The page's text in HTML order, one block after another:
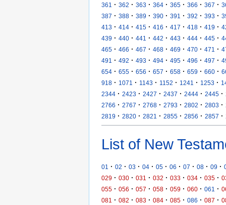
361
· 362 · 363 · 364 · 365 · 366 · 367 ·
387 · 388 · 389 · 390 · 391 · 392 · 393 ·
413 · 414 · 415 · 416 · 417 · 418 · 419 ·
439 · 440 · 441 · 442 · 443 · 444 · 445 ·
465 · 466 · 467 · 468 · 469 · 470 · 471 ·
491
· 492 · 493 · 494 · 495 · 496 · 497 ·
654 · 655 · 656 · 657 · 658 · 659 · 660 ·
918 · 1071 · 1143 · 1152 · 1241 · 1253 ·
2344 · 2423 · 2427 · 2437 · 2444 · 2445 ·
2766 · 2767 · 2768 · 2793 · 2802 · 2803 ·
2819 · 2820 · 2821 · 2855 · 2856 · 2857 ·
List of New
01 · 02 · 03 · 04 · 05 · 06 · 07 · 08 · 09 ·
029 · 030 · 031 · 032 · 033 · 034 · 035 ·
055 · 056 · 057 · 058 · 059 · 060 · 061 ·
081
· 082 · 083 · 084 · 085 · 086 · 087 ·